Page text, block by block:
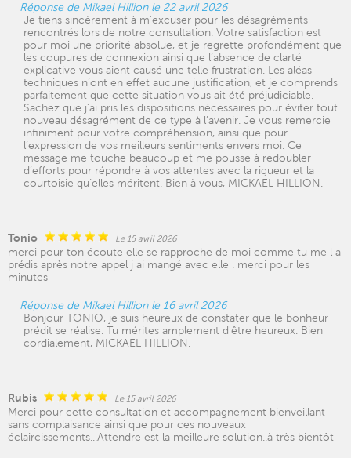
Réponse de Mikael Hillion le 22 avril 2026
Je tiens sincèrement à m’excuser pour les désagréments
rencontrés lors de notre consultation. Votre satisfaction est
pour moi une priorité absolue, et je regrette profondément que
les coupures de connexion ainsi que l’absence de clarté
explicative vous aient causé une telle frustration. Les aléas
techniques n’ont en effet aucune justification, et je comprends
parfaitement que cette situation vous ait été préjudiciable.
Sachez que j’ai pris les dispositions nécessaires pour éviter tout
nouveau désagrément de ce type à l’avenir. Je vous remercie
infiniment pour votre compréhension, ainsi que pour
l’expression de vos meilleurs sentiments envers moi. Ce
message me touche beaucoup et me pousse à redoubler
d’efforts pour répondre à vos attentes avec la rigueur et la
courtoisie qu’elles méritent. Bien à vous, MICKAEL HILLION.
Tonio Le 15 avril 2026
merci pour ton écoute elle se rapproche de moi comme tu me l a
prédis après notre appel j ai mangé avec elle . merci pour les
minutes
Réponse de Mikael Hillion le 16 avril 2026
Bonjour TONIO, je suis heureux de constater que le bonheur
prédit se réalise. Tu mérites amplement d'être heureux. Bien
cordialement, MICKAEL HILLION.
Rubis Le 15 avril 2026
Merci pour cette consultation et accompagnement bienveillant
sans complaisance ainsi que pour ces nouveaux
éclaircissements...Attendre est la meilleure solution..à très bientôt